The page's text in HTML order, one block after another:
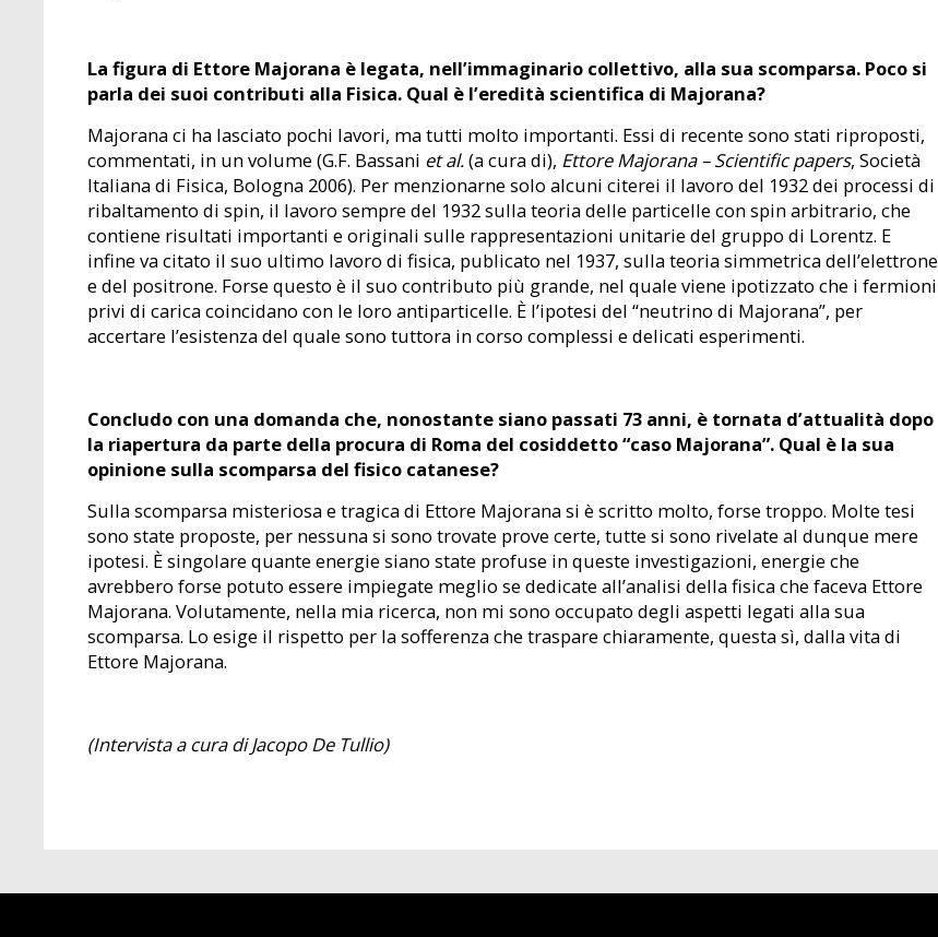
La figura di Ettore Majorana è legata, nell’immaginario collettivo, alla sua scomparsa. Poco si
parla dei suoi contributi alla Fisica. Qual è l’eredità scientifica di Majorana?
Majorana ci ha lasciato pochi lavori, ma tutti molto importanti. Essi di recente sono stati riproposti,
commentati, in un volume (G.F. Bassani et al.(a cura di), Ettore Majorana – Scientific papers, Società
Italiana di Fisica, Bologna 2006). Per menzionarne solo alcuni citerei il lavoro del 1932 dei processi di
ribaltamento di spin, il lavoro sempre del 1932 sulla teoria delle particelle con spin arbitrario, che
contiene risultati importanti e originali sulle rappresentazioni unitarie del gruppo di Lorentz. E
infine va citato il suo ultimo lavoro di fisica, publicato nel 1937, sulla teoria simmetrica dell’elettrone
e del positrone. Forse questo è il suo contributo più grande, nel quale viene ipotizzato che i fermioni
privi di carica coincidano con le loro antiparticelle. È l’ipotesi del “neutrino di Majorana”, per
accertare l’esistenza del quale sono tuttora in corso complessi e delicati esperimenti.
Concludo con una domanda che, nonostante siano passati 73 anni, è tornata d’attualità dopo
la riapertura da parte della procura di Roma del cosiddetto “caso Majorana”. Qual è la sua
opinione sulla scomparsa del fisico catanese?
Sulla scomparsa misteriosa e tragica di Ettore Majorana si è scritto molto, forse troppo. Molte tesi
sono state proposte, per nessuna si sono trovate prove certe, tutte si sono rivelate al dunque mere
ipotesi. È singolare quante energie siano state profuse in queste investigazioni, energie che
avrebbero forse potuto essere impiegate meglio se dedicate all’analisi della fisica che faceva Ettore
Majorana. Volutamente, nella mia ricerca, non mi sono occupato degli aspetti legati alla sua
scomparsa. Lo esige il rispetto per la sofferenza che traspare chiaramente, questa sì, dalla vita di
Ettore Majorana.
(Intervista a cura di Jacopo De Tullio)